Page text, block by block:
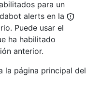
para un
alerts en la
Puede usar el
ha habilitado
anterior.
la página principal del